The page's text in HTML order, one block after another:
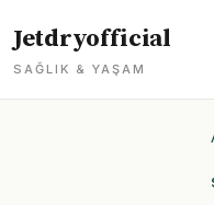
Jetdryofficial
SAĞLIK & YAŞAM